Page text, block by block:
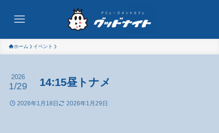
ホーム イベント
14:15昼トナメ
2026
1/29
2026年1月18日 2026年1月29日